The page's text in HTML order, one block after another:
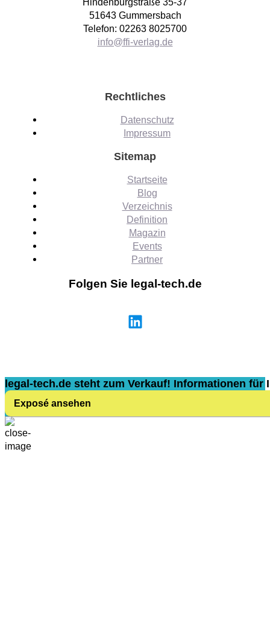
51643 Gummersbach
Telefon: 02263 8025700
info@ffi-verlag.de
Rechtliches
Datenschutz
Impressum
Sitemap
Startseite
Blog
Verzeichnis
Definition
Magazin
Events
Partner
Folgen Sie legal-tech.de
legal-tech.de steht zum Verkauf! Informationen für
Exposé ansehen